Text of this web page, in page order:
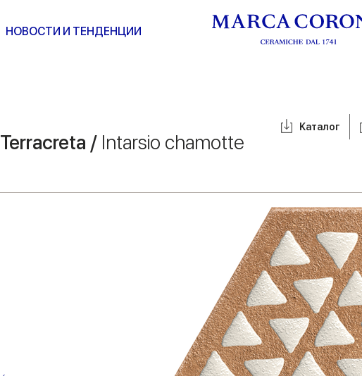
НОВОСТИ И ТЕНДЕНЦИИ
Terracreta / Intarsio chamotte
Kаталог